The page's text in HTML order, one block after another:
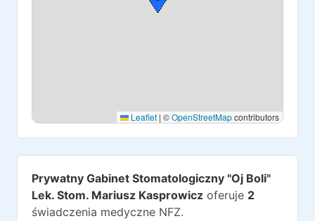
Leaflet | ©OpenStreetMapcontributors
Prywatny Gabinet Stomatologiczny "Oj Boli"
Lek. Stom. Mariusz Kasprowicz oferuje 2
świadczenia medyczne NFZ.